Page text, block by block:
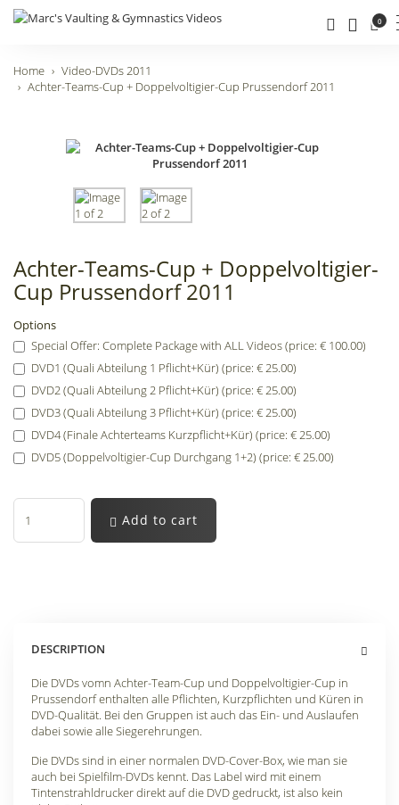
0
Home
Video-DVDs 2011
Achter-Teams-Cup + Doppelvoltigier-Cup Prussendorf 2011
Achter-Teams-Cup + Doppelvoltigier-
Cup Prussendorf 2011
Options
Special Offer: Complete Package with ALL Videos (price: € 100.00)
DVD1 (Quali Abteilung 1 Pflicht+Kür) (price: € 25.00)
DVD2 (Quali Abteilung 2 Pflicht+Kür) (price: € 25.00)
DVD3 (Quali Abteilung 3 Pflicht+Kür) (price: € 25.00)
DVD4 (Finale Achterteams Kurzpflicht+Kür) (price: € 25.00)
DVD5 (Doppelvoltigier-Cup Durchgang 1+2) (price: € 25.00)
Add to cart
DESCRIPTION
Die DVDs vomn Achter-Team-Cup und Doppelvoltigier-Cup in
Prussendorf enthalten alle Pflichten, Kurzpflichten und Küren in
DVD-Qualität. Bei den Gruppen ist auch das Ein- und Auslaufen
dabei sowie alle Siegerehrungen.
Die DVDs sind in einer normalen DVD-Cover-Box, wie man sie
auch bei Spielfilm-DVDs kennt. Das Label wird mit einem
Tintenstrahldrucker direkt auf die DVD gedruckt, ist also kein